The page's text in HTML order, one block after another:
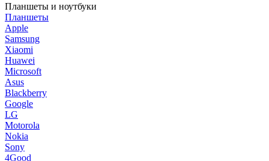
Планшеты и ноутбуки
Планшеты
Apple
Samsung
Xiaomi
Huawei
Microsoft
Asus
Blackberry
Google
LG
Motorola
Nokia
Sony
4Good